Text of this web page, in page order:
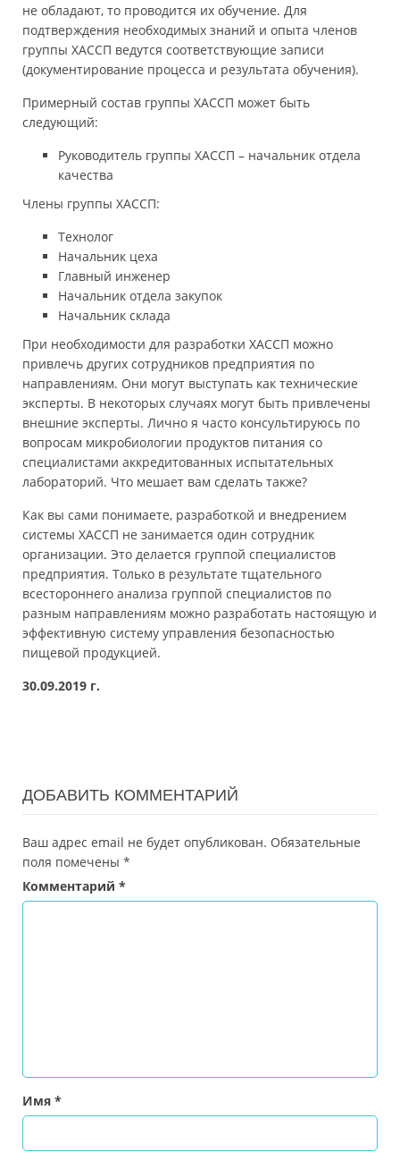
не обладают, то проводится их обучение. Для
подтверждения необходимых знаний и опыта членов
группы ХАССП ведутся соответствующие записи
(документирование процесса и результата обучения).
Примерный состав группы ХАССП может быть
следующий:
Руководитель группы ХАССП – начальник отдела
качества
Члены группы ХАССП:
Технолог
Начальник цеха
Главный инженер
Начальник отдела закупок
Начальник склада
При необходимости для разработки ХАССП можно
привлечь других сотрудников предприятия по
направлениям. Они могут выступать как технические
эксперты. В некоторых случаях могут быть привлечены
внешние эксперты. Лично я часто консультируюсь по
вопросам микробиологии продуктов питания со
специалистами аккредитованных испытательных
лабораторий. Что мешает вам сделать также?
Как вы сами понимаете, разработкой и внедрением
системы ХАССП не занимается один сотрудник
организации. Это делается группой специалистов
предприятия. Только в результате тщательного
всестороннего анализа группой специалистов по
разным направлениям можно разработать настоящую и
эффективную систему управления безопасностью
пищевой продукцией.
30.09.2019 г.
ДОБАВИТЬ КОММЕНТАРИЙ
Ваш адрес email не будет опубликован. Обязательные
поля помечены *
Комментарий *
Имя *